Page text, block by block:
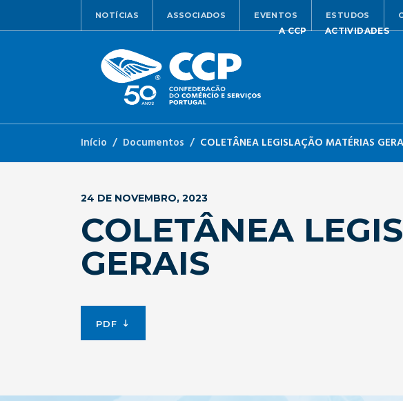
NOTÍCIAS ASSOCIADOS EVENTOS ESTUDOS
A CCP ACTIVIDADES
Início Documentos COLETÂNEA LEGISLAÇÃO MATÉRIAS
24 DE NOVEMBRO, 2023
COLETÂNEA
GERAIS
PDF